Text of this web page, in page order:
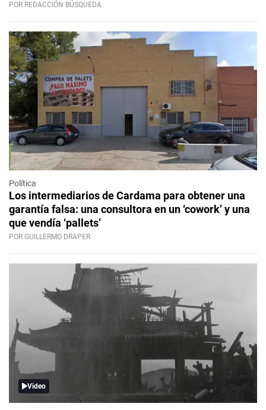
POR REDACCIÓN BÚSQUEDA
Política
Los intermediarios de Cardama para obtener una
garantía falsa: una consultora en un ‘cowork’ y una
que vendía ‘pallets’
POR GUILLERMO DRAPER
Video